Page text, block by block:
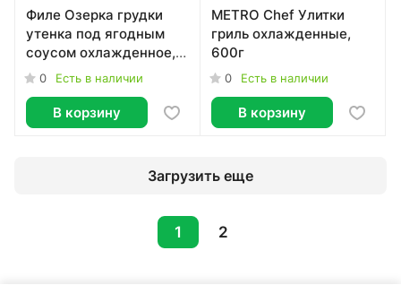
Филе Озерка грудки
утенка под ягодным
соусом охлажденное,
500г
0 Есть в наличии
В корзину
METRO Chef Улитки
гриль охлажденные,
600г
0 Есть в наличии
В корзину
Загрузить еще
1 2